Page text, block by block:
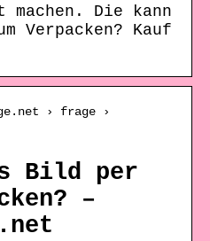
machen. Die kann
Verpacken? Kauf
› frage ›
Bild per
–